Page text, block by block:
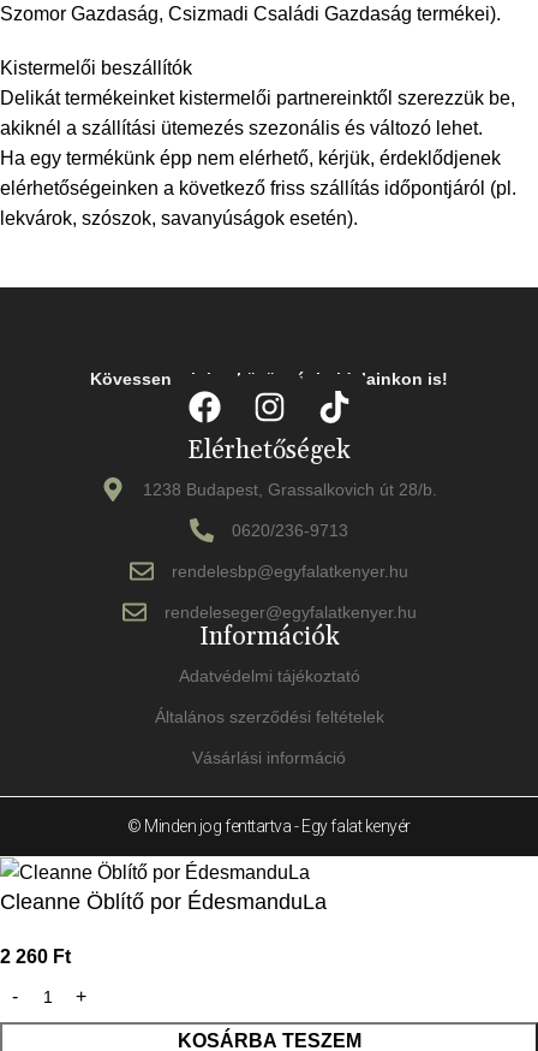
Szomor Gazdaság, Csizmadi Családi Gazdaság termékei).
Kistermelői beszállítók
Delikát termékeinket kistermelői partnereinktől szerezzük be,
akiknél a szállítási ütemezés szezonális és változó lehet.
Ha egy termékünk épp nem elérhető, kérjük, érdeklődjenek
elérhetőségeinken a következő friss szállítás időpontjáról (pl.
lekvárok, szószok, savanyúságok esetén).
Kövessen minket közösségi oldalainkon is!
Elérhetőségek
1238 Budapest, Grassalkovich út 28/b.
0620/236-9713
rendelesbp@egyfalatkenyer.hu
rendeleseger@egyfalatkenyer.hu
Információk
Adatvédelmi tájékoztató
Általános szerződési feltételek
Vásárlási információ
© Minden jog fenttartva - Egy falat kenyér
Cleanne Öblítő por ÉdesmanduLa
2 260 Ft
KOSÁRBA TESZEM